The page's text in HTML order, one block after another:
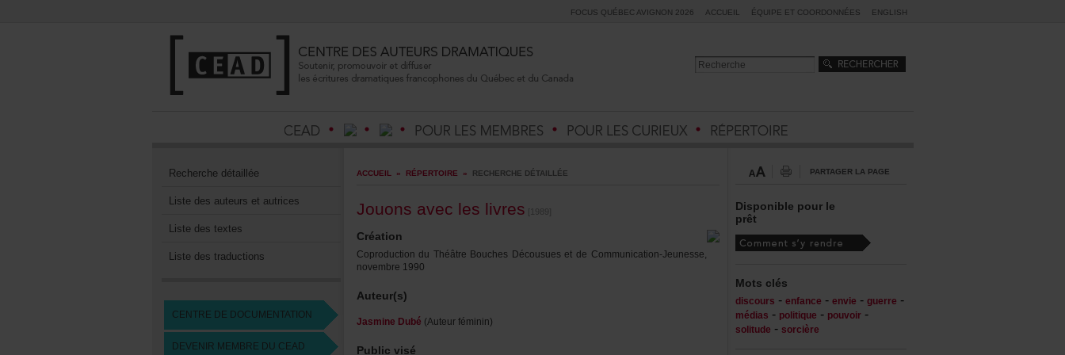
FOCUSQUÉBECAVIGNON2026 ACCUEIL ÉQUIPEETCOORDONNÉES ENGLISH
Recherchedétaillée
Listedesauteursetautrices
Listedestextes
Listedestraductions
CENTREDEDOCUMENTATION
DEVENIRMEMBREDUCEAD
ACCUEIL » RÉPERTOIRE » RECHERCHEDÉTAILLÉE
Jouonsavecleslivres [1989]
Création
CoproductionduThéâtreBouchesDécousuesetdeCommunication-Jeunesse,
novembre1990
Auteur(s)
JasmineDubé (Auteurféminin)
Publicvisé
PARTAGERLAPAGE
Disponiblepourle
prêt
Motsclés
discours - enfance - envie - guerre -
médias - politique - pouvoir-
solitude - sorcière